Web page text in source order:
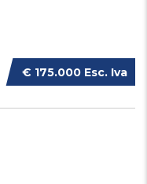
€ 175.000 Esc. Iva